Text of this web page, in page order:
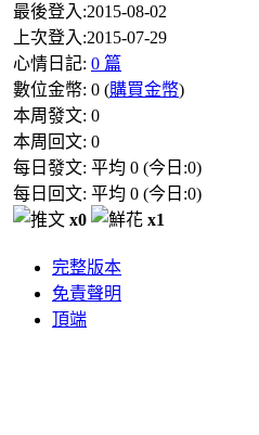
最後登入:2015-08-02
上次登入:2015-07-29
心情日記: 0 篇
數位金幣: 0 (購買金幣)
本周發文: 0
本周回文: 0
每日發文: 平均 0 (今日:0)
每日回文: 平均 0 (今日:0)
x0
x1
完整版本
免責聲明
頂端